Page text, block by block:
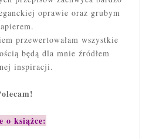
oprawie oraz grubym
przewertowałam wszystkie
będą dla mnie źródłem
inspiracji.
o książce: